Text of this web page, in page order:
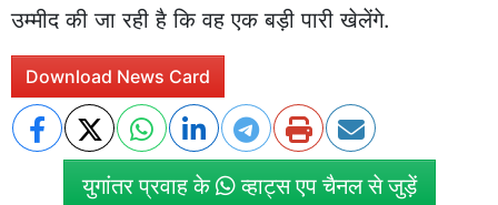
उम्मीद की जा रही है कि वह एक बड़ी पारी खेलेंगे.
Download News Card
युगांतर प्रवाह के व्हाट्स एप चैनल से जुड़ें